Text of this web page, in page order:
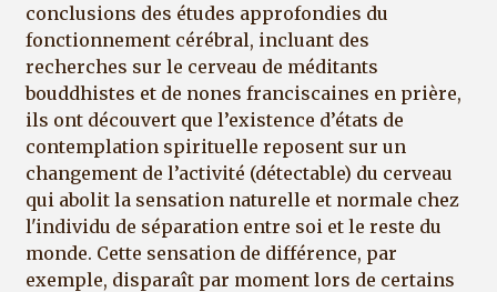
conclusions des études approfondies du
fonctionnement cérébral, incluant des
recherches sur le cerveau de méditants
bouddhistes et de nones franciscaines en prière,
ils ont découvert que l’existence d’états de
contemplation spirituelle reposent sur un
changement de l’activité (détectable) du cerveau
qui abolit la sensation naturelle et normale chez
l'individu de séparation entre soi et le reste du
monde. Cette sensation de différence, par
exemple, disparaît par moment lors de certains